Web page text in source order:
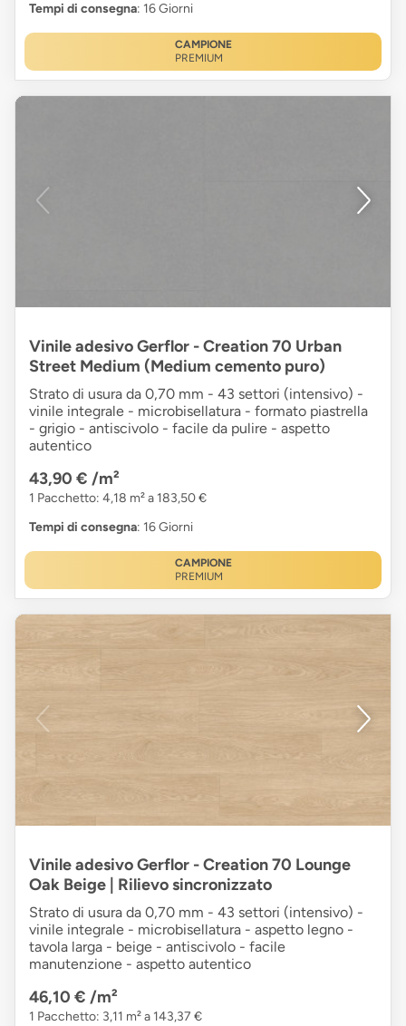
Tempi di consegna: 16 Giorni
CAMPIONE
PREMIUM
Vinile adesivo Gerflor - Creation 70 Urban
Street Medium (Medium cemento puro)
Strato di usura da 0,70 mm - 43 settori (intensivo) -
vinile integrale - microbisellatura - formato piastrella
- grigio - antiscivolo - facile da pulire - aspetto
autentico
43,90 € /m²
1 Pacchetto: 4,18 m² a 183,50 €
Tempi di consegna: 16 Giorni
CAMPIONE
PREMIUM
Vinile adesivo Gerflor - Creation 70 Lounge
Oak Beige | Rilievo sincronizzato
Strato di usura da 0,70 mm - 43 settori (intensivo) -
vinile integrale - microbisellatura - aspetto legno -
tavola larga - beige - antiscivolo - facile
manutenzione - aspetto autentico
46,10 € /m²
1 Pacchetto: 3,11 m² a 143,37 €